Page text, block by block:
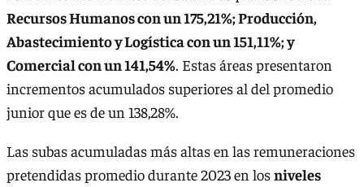
Recursos Humanos con un 175,21%; Producción,
Abastecimiento y Logística con un 151,11%; y
Comercial con un 141,54%. Estas áreas presentaron
incrementos acumulados superiores al del promedio
junior que es de un 138,28%.
Las subas acumuladas más altas en las remuneraciones
pretendidas promedio durante 2023 en losniveles